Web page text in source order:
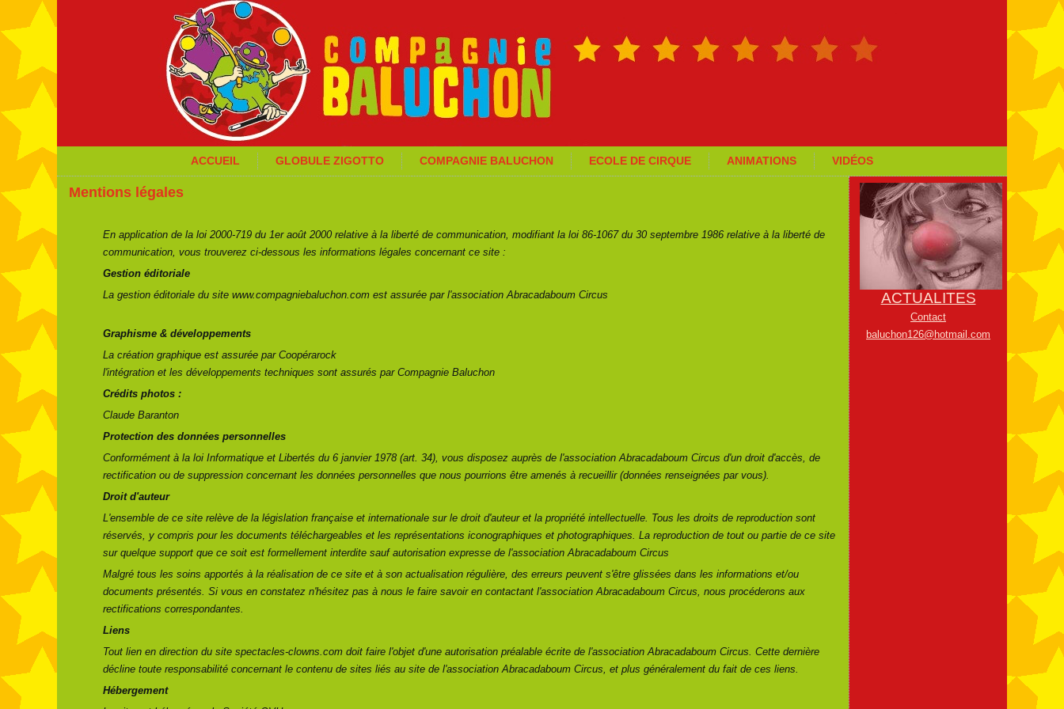
ACCUEIL GLOBULE ZIGOTTO COMPAGNIE BALUCHON ECOLE DE CIRQUE ANIMATIONS VIDÉOS
Mentions légales
En application de la loi 2000-719 du 1er août 2000 relative à la liberté de communication, modifiant la loi 86-1067 du 30 septembre 1986 relative à la liberté de
communication, vous trouverez ci-dessous les informations légales concernant ce site :
Gestion éditoriale
La gestion éditoriale du site www.compagniebaluchon.com est assurée par l'association Abracadaboum Circus
Graphisme & développements
La création graphique est assurée par Coopérarock
l'intégration et les développements techniques sont assurés par Compagnie Baluchon
Crédits photos :
Claude Baranton
Protection des données personnelles
Conformément à la loi Informatique et Libertés du 6 janvier 1978 (art. 34), vous disposez auprès de l'association Abracadaboum Circus d'un droit d'accès, de
rectification ou de suppression concernant les données personnelles que nous pourrions être amenés à recueillir (données renseignées par vous).
Droit d'auteur
L'ensemble de ce site relève de la législation française et internationale sur le droit d'auteur et la propriété intellectuelle. Tous les droits de reproduction sont
réservés, y compris pour les documents téléchargeables et les représentations iconographiques et photographiques. La reproduction de tout ou partie de ce site
sur quelque support que ce soit est formellement interdite sauf autorisation expresse de l'association Abracadaboum Circus
Malgré tous les soins apportés à la réalisation de ce site et à son actualisation régulière, des erreurs peuvent s'être glissées dans les informations et/ou
documents présentés. Si vous en constatez n'hésitez pas à nous le faire savoir en contactant l'association Abracadaboum Circus, nous procéderons aux
rectifications correspondantes.
Liens
Tout lien en direction du site spectacles-clowns.com doit faire l'objet d'une autorisation préalable écrite de l'association Abracadaboum Circus. Cette dernière
décline toute responsabilité concernant le contenu de sites liés au site de l'association Abracadaboum Circus, et plus généralement du fait de ces liens.
Hébergement
ACTUALITES
Contact
baluchon126@hotmail.com